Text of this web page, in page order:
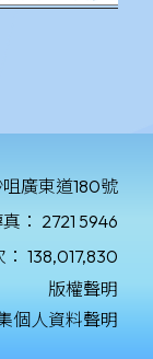
廣東道180號
： 2721 5946
138,017,830
版權聲明
個人資料聲明